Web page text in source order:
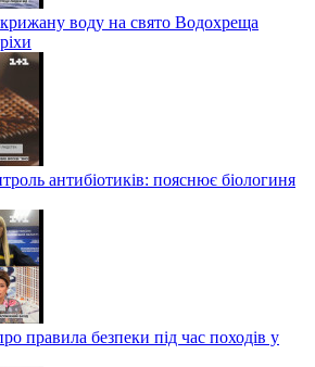
воду на свято Водохреща
антибіотиків: пояснює біологиня
правила безпеки під час походів у